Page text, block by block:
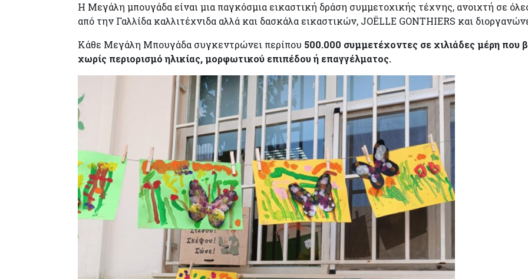
Η Μεγάλη μπουγάδα είναι μια παγκόσμια εικαστική δράση συμμετοχικής τέχνης, ανοιχτή σε
από την Γαλλίδα καλλιτέχνιδα αλλά και δασκάλα εικαστικών, JOЁLLE GONTHIERS και
Κάθε Μεγάλη Μπουγάδα συγκεντρώνει περίπου 500.000 συμμετέχοντες σε χιλιάδες μέρη που
χωρίς περιορισμό ηλικίας, μορφωτικού επιπέδου ή επαγγέλματος.